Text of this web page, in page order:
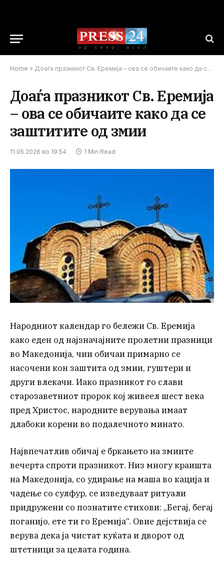
Home » Доаѓа празникот Св. Еремија – ова се обичаите како да се заштитите од змии
Доаѓа празникот Св. Еремија
– ова се обичаите како да се
заштитите од змии
11.05.2026 во 19:54 1 Min Read
Народниот календар го бележи Св. Еремија
како еден од најзначајните пролетни празници
во Македонија, чии обичаи примарно се
насочени кон заштита од змии, гуштери и
други влекачи. Иако празникот го слави
старозаветниот пророк кој живеел шест века
пред Христос, народните верувања имаат
длабоки корени во подалечното минато.
Највпечатлив обичај е бркањето на змиите
вечерта спроти празникот. Низ многу краишта
на Македонија, со удирање на маша во кација и
чадење со сулфур, се изведуваат ритуали
придружени со познатите стихови: „Бегај, бегај
поганијо, ете ти го Еремија“. Овие дејствија се
верува дека ја чистат куќата и дворот од
штетници за целата година.